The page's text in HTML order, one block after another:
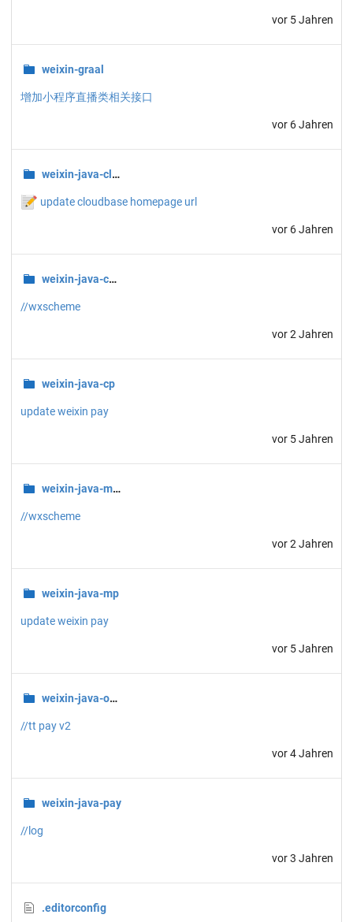
vor 5 Jahren
weixin-graal
增加小程序直播类相关接口
vor 6 Jahren
weixin-java-cloudbase
📝 update cloudbase homepage url
vor 6 Jahren
weixin-java-common
//wxscheme
vor 2 Jahren
weixin-java-cp
update weixin pay
vor 5 Jahren
weixin-java-miniapp
//wxscheme
vor 2 Jahren
weixin-java-mp
update weixin pay
vor 5 Jahren
weixin-java-open
//tt pay v2
vor 4 Jahren
weixin-java-pay
//log
vor 3 Jahren
.editorconfig